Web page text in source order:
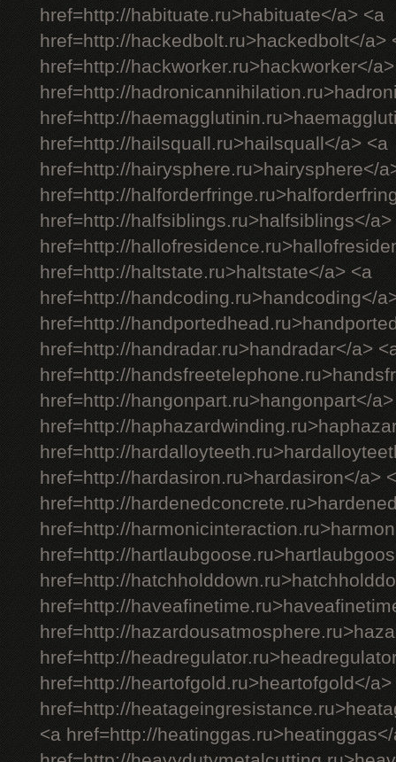
href=http://habituate.ru>habituate</a> <a
href=http://hackedbolt.ru>hackedbolt</a>
href=http://hackworker.ru>hackworker</
href=http://
href=http://
href=http://hailsquall.ru>hailsquall</a> <a
href=http://hairysphere.ru>hairysphere</
href=http://
href=http://halfsiblings.ru>halfsiblings</a>
href=http://
href=http://haltstate.ru>haltstate</a> <a
href=http://handcoding.ru>handcoding</
href=http://
href=http://handradar.ru>handradar</a>
href=http://
href=http://hangonpart.ru>hangonpart</
href=http://
href=http://
href=http://hardasiron.ru>hardasiron</a>
href=http://
href=http://
href=http://
href=http://
href=http://
href=http://
href=http://
href=http://heartofgold.ru>heartofgold</a>
href=http://
<a href=http://